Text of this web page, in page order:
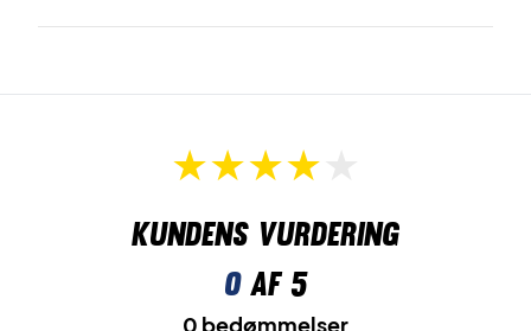
Kundens vurdering
0af 5
0 bedømmelser